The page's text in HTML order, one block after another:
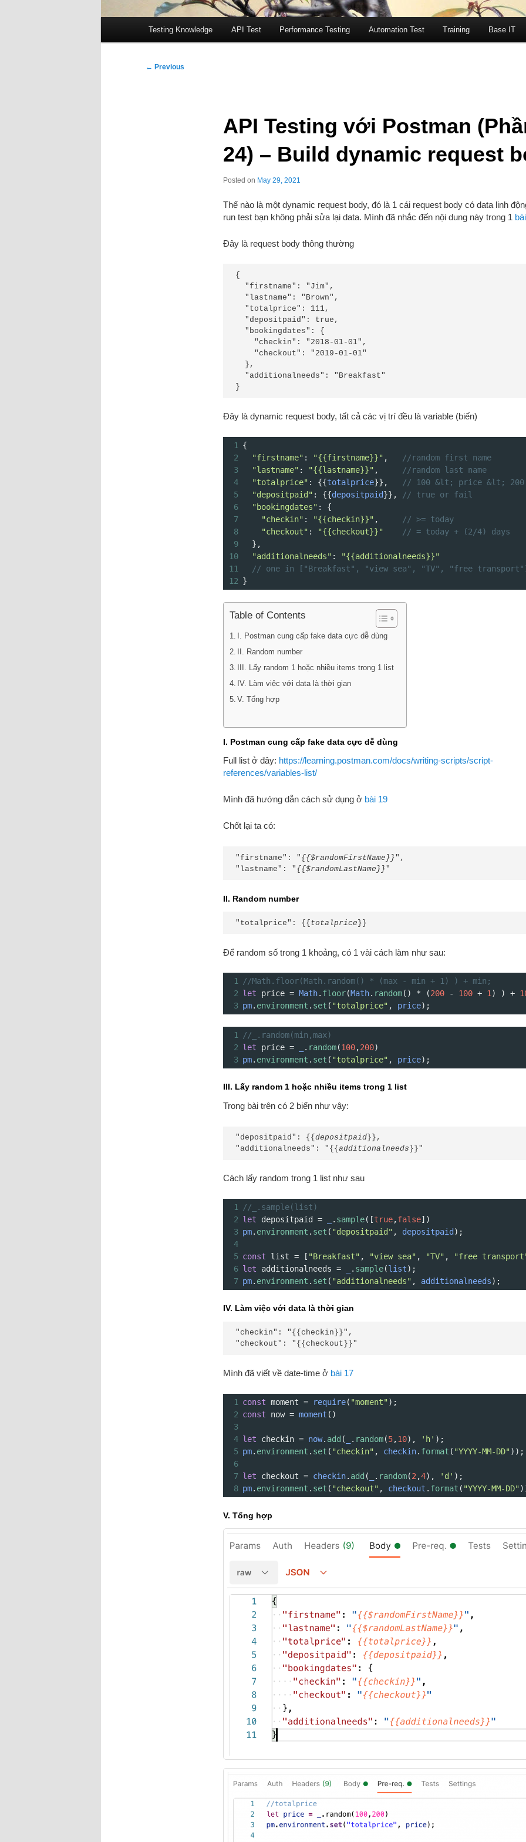
Testing Knowledge API Test Performance Testing Automation Test Training Base IT
Post
← Previous
API Testing với Postman
24) – Build dynamic request
Posted on May 29, 2021
Thế nào là một dynamic request body, đó là 1 cái request body có data linh
run test bạn không phải sửa lại data. Mình đã nhắc đến nội dung này trong 1
Đây là request body thông thường
{
}
Đây là dynamic request body, tất cả các vị trí đều là variable (biến)
1
{
2
"firstname" : "{{firstname}}" ,
//random first name
3
"lastname" : "{{lastname}}" ,
//random last name
4
"totalprice" : {{totalprice}},
// 100 &lt; price &lt; 200
5
"depositpaid" : {{depositpaid}},
// true or fail
6
"bookingdates" : {
7
"checkin" : "{{checkin}}" ,
// >= today
8
"checkout" : "{{checkout}}"
// = today + (2/4) days
9
  },
10
"additionalneeds" :
"{{additionalneeds}}"
11
// one in ["Breakfast", "view sea", "TV", "free
12 }
Table of Contents
I. Postman cung cấp fake data cực dễ dùng
II. Random number
III. Lấy random 1 hoặc nhiều items trong 1 list
IV. Làm việc với data là thời gian
V. Tổng hợp
I. Postman cung cấp fake data cực dễ dùng
Full list ở đây: https://learning.postman.com/docs/writing-scripts/script-
references/variables-list/
Mình đã hướng dẫn cách sử dụng ở bài 19
Chốt lại ta có:
"firstname": " {{$randomFirstName}}",
"lastname": " {{$randomLastName}}"
II. Random number
"totalprice": {{totalprice}}
Để random số trong 1 khoảng, có 1 vài cách làm như sau:
1 //Math.floor(Math.random() * (max - min + 1) ) + min;
2 let price = Math. floor(Math. random() * (200 - 100 + 1) ) +
3 pm. environment . set ( "totalprice" , price);
1 //_.random(min,max)
2 let price = . random(100,200)
3 pm. environment . set ( "totalprice" , price);
III. Lấy random 1 hoặc nhiều items trong 1 list
Trong bài trên có 2 biến như vậy:
"depositpaid": {{ depositpaid}},
"additionalneeds": "{{ additionalneeds }}"
Cách lấy random trong 1 list như sau
1
//_.sample(list)
2 let depositpaid = . sample([true,false])
3 pm. environment . set ( "depositpaid" , depositpaid );
4
5 const list = [ "Breakfast" , "view sea" , "TV" ,
"free
6 let additionalneeds = . sample(list);
7 pm. environment . set ( "additionalneeds" , additionalneeds);
IV. Làm việc với data là thời gian
"checkin": "{{checkin}}",
"checkout": "{{checkout}}"
Mình đã viết về date-time ở bài 17
1 const moment = require( "moment" );
2 const now = moment ()
3
4 let checkin = now. add ( . random(5,10), 'h' );
5 pm. environment . set ( "checkin" , checkin. format ( "YYYY-MM-DD" ));
6
7 let checkout = checkin. add ( . random(2 ,4), 'd' );
8 pm. environment . set ( "checkout" , checkout . format ( "YYYY-MM-DD"
V. Tổng hợp